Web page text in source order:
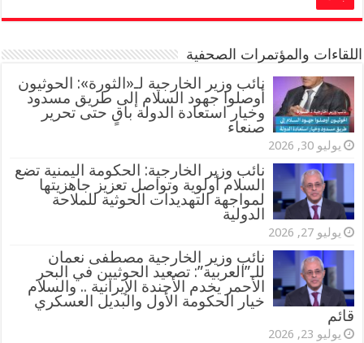
اللقاءات والمؤتمرات الصحفية
‏نائب وزير الخارجية لـ«الثورة»: الحوثيون
أوصلوا جهود السلام إلى طريق مسدود
وخيار استعادة الدولة باقٍ حتى تحرير
صنعاء
يوليو 30, 2026
نائب وزير الخارجية: الحكومة اليمنية تضع
السلام أولوية وتواصل تعزيز جاهزيتها
لمواجهة التهديدات الحوثية للملاحة
الدولية
يوليو 27, 2026
نائب وزير الخارجية مصطفى نعمان
للـ”العربية”: تصعيد الحوثيين في البحر
الأحمر يخدم الأجندة الإيرانية .. والسلام
خيار الحكومة الأول والبديل العسكري
قائم
يوليو 23, 2026